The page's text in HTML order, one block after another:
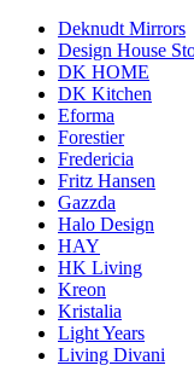
Deknudt Mirrors
Design House
DK HOME
DK Kitchen
Eforma
Forestier
Fredericia
Fritz Hansen
Gazzda
Halo Design
HAY
HK Living
Kreon
Kristalia
Light Years
Living Divani